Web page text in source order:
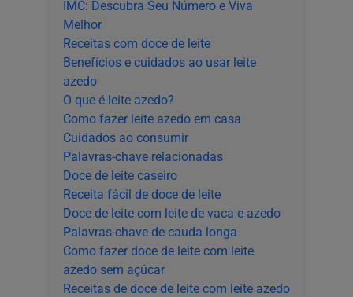
IMC: Descubra Seu Número e Viva
Melhor
Receitas com doce de leite
Benefícios e cuidados ao usar leite
azedo
O que é leite azedo?
Como fazer leite azedo em casa
Cuidados ao consumir
Palavras-chave relacionadas
Doce de leite caseiro
Receita fácil de doce de leite
Doce de leite com leite de vaca e azedo
Palavras-chave de cauda longa
Como fazer doce de leite com leite
azedo sem açúcar
Receitas de doce de leite com leite azedo